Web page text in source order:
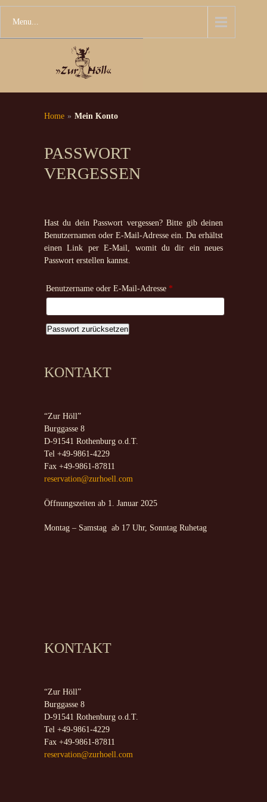
Menu...
Home » Mein Konto
PASSWORT
VERGESSEN
Hast du dein Passwort vergessen? Bitte gib deinen
Benutzernamen oder E-Mail-Adresse ein. Du erhältst
einen Link per E-Mail, womit du dir ein neues
Passwort erstellen kannst.
Benutzername oder E-Mail-Adresse *Erforderlich
Passwort zurücksetzen
KONTAKT
“Zur Höll”
Burggasse 8
D-91541 Rothenburg o.d.T.
Tel +49-9861-4229
Fax +49-9861-87811
reservation@zurhoell.com
Öffnungszeiten ab 1. Januar 2025
Montag – Samstag ab 17 Uhr, Sonntag Ruhetag
KONTAKT
“Zur Höll”
Burggasse 8
D-91541 Rothenburg o.d.T.
Tel +49-9861-4229
Fax +49-9861-87811
reservation@zurhoell.com